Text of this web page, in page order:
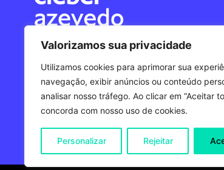
Valorizamos sua privacidade
Utilizamos cookies para aprimorar sua
navegação, exibir anúncios ou conteúdo
analisar nosso tráfego. Ao clicar em “Aceitar
concorda com nosso uso de cookies.
Personalizar Rejeitar
+55 12 9 8218-1838
hi@cleberazevedo.com.br
CNPJ: 47.441.564/0001-23